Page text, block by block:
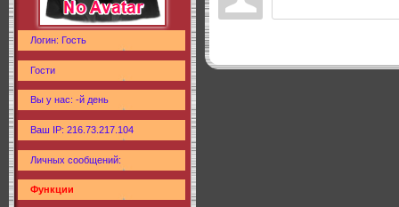
Логин: Гость
Гости
Вы у нас: -й день
Ваш IP: 216.73.217.104
Личных сообщений:
Функции